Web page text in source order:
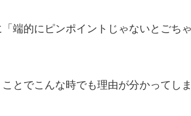
端的にピンポイントじゃないとごち
とでこんな時でも理由が分かってし